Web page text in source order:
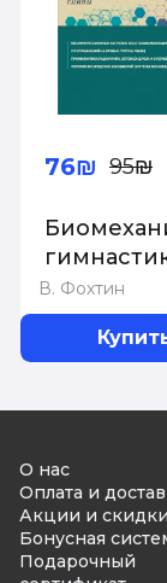
В. Фохтин
Пошаговые
суставов
76₪ 95₪
О нас
Оплата и
Акции и скидки
Бонусная
Подарочный